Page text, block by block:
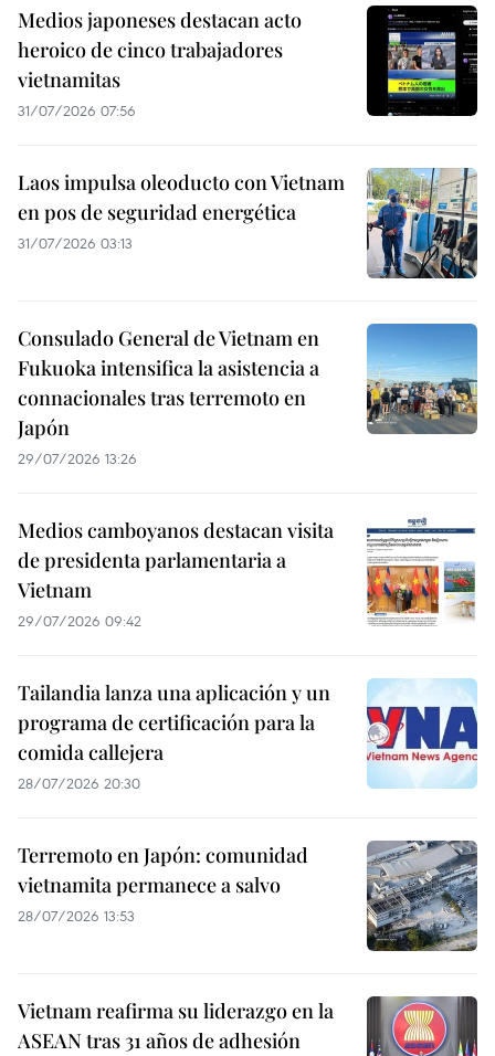
Medios japoneses destacan acto
heroico de cinco trabajadores
vietnamitas
31/07/2026 07:56
Laos impulsa oleoducto con Vietnam
en pos de seguridad energética
31/07/2026 03:13
Consulado General de Vietnam en
Fukuoka intensifica la asistencia a
connacionales tras terremoto en
Japón
29/07/2026 13:26
Medios camboyanos destacan visita
de presidenta parlamentaria a
Vietnam
29/07/2026 09:42
Tailandia lanza una aplicación y un
programa de certificación para la
comida callejera
28/07/2026 20:30
Terremoto en Japón: comunidad
vietnamita permanece a salvo
28/07/2026 13:53
Vietnam reafirma su liderazgo en la
ASEAN tras 31 años de adhesión